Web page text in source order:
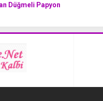
Düğmeli Papyon